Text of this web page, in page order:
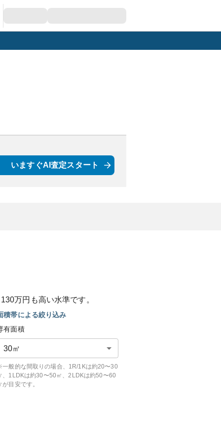
いますぐAI査定スタート
130万円も高い水準です。
積帯による絞り込み
有面積
30㎡
般的な間取りの場合、1R/1Kは約20〜30
、1LDKは約30〜50㎡、2LDKは約50〜60
が目安です。